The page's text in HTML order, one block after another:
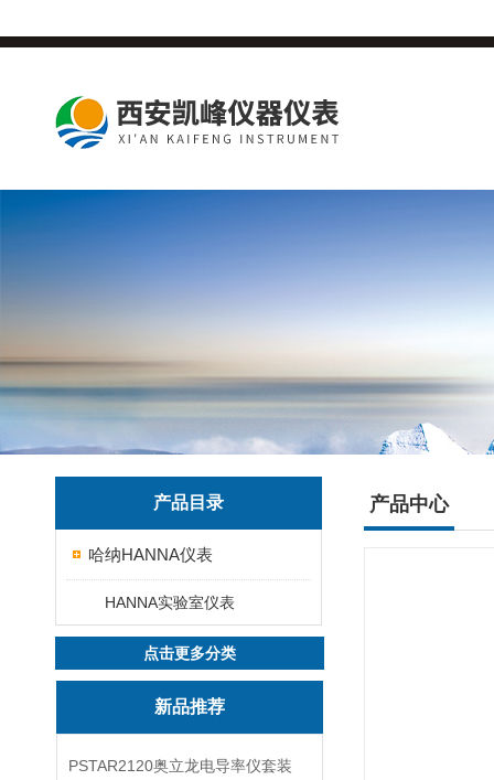
产品目录
哈纳HANNA仪表
HANNA实验室仪表
点击更多分类
新品推荐
PSTAR2120奥立龙电导率仪套装
产品中心